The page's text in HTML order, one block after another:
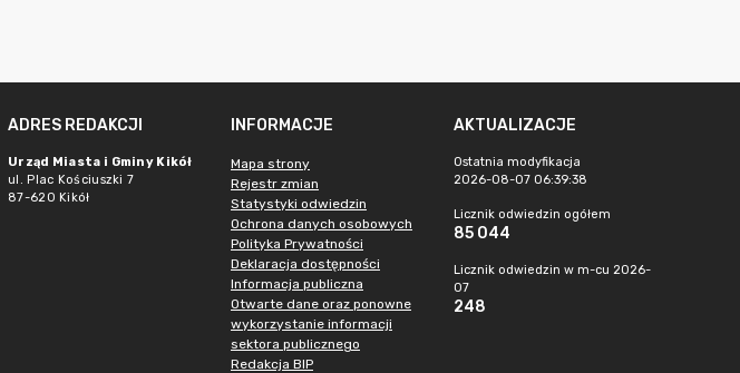
ADRES REDAKCJI
Urząd Miasta i Gminy Kikół
ul. Plac Kościuszki 7
87-620 Kikół
INFORMACJE
Mapa strony
Rejestr zmian
Statystyki odwiedzin
Ochrona danych osobowych
Polityka Prywatności
Deklaracja dostępności
Informacja publiczna
Otwarte dane oraz ponowne
wykorzystanie informacji
sektora publicznego
Redakcja BIP
AKTUALIZACJE
Ostatnia modyfikacja
2026-08-07 06:39:38
Licznik odwiedzin ogółem
85 044
Licznik odwiedzin w m-cu 2026-
07
248